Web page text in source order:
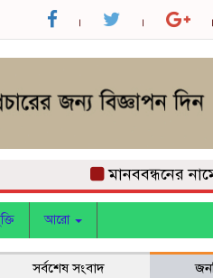
মানববন্ধনের নামে
আরো
সর্বশেষ সংবাদ